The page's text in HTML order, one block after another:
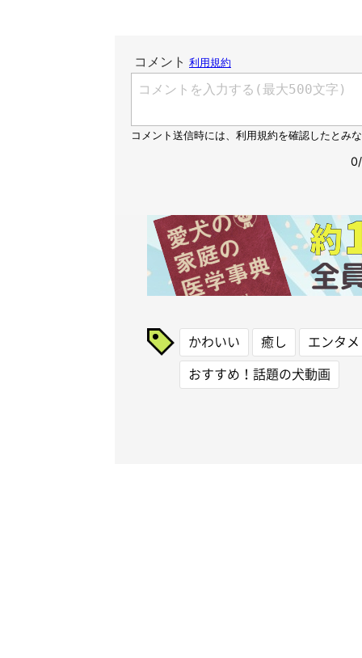
かわいい 癒し エンタメ
おすすめ！話題の犬動画